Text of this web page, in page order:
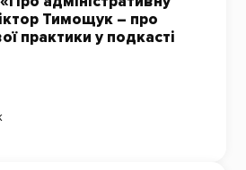
Тимощук – про
практики у подкасті